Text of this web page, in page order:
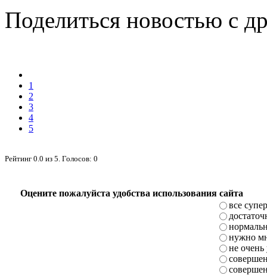
Поделиться новостью с
1
2
3
4
5
Рейтинг 0.0 из 5 . Голосов: 0
Оцените пожалуйста удобства использования сайта
все супер
нужно
не очень